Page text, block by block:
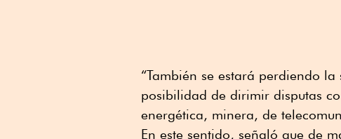
“También se estará perdiendo
posibilidad de dirimir disputas
energética, minera, de
En este sentido, señaló que de